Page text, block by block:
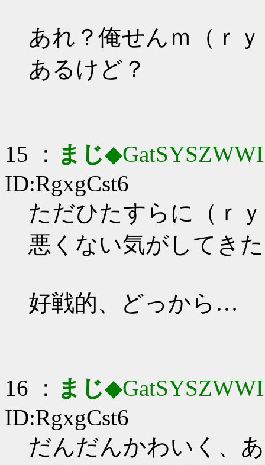
あれ？俺せんｍ（ｒｙ
あるけど？
15 ： まじ◆GatSYSZWWI
ID:RgxgCst6
ただひたすらに（ｒｙ
悪くない気がしてき
好戦的、どっから…
16 ： まじ◆GatSYSZWWI
ID:RgxgCst6
だんだんかわいく、